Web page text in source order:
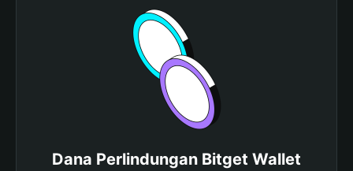
Dana Perlindungan Bitget Wallet